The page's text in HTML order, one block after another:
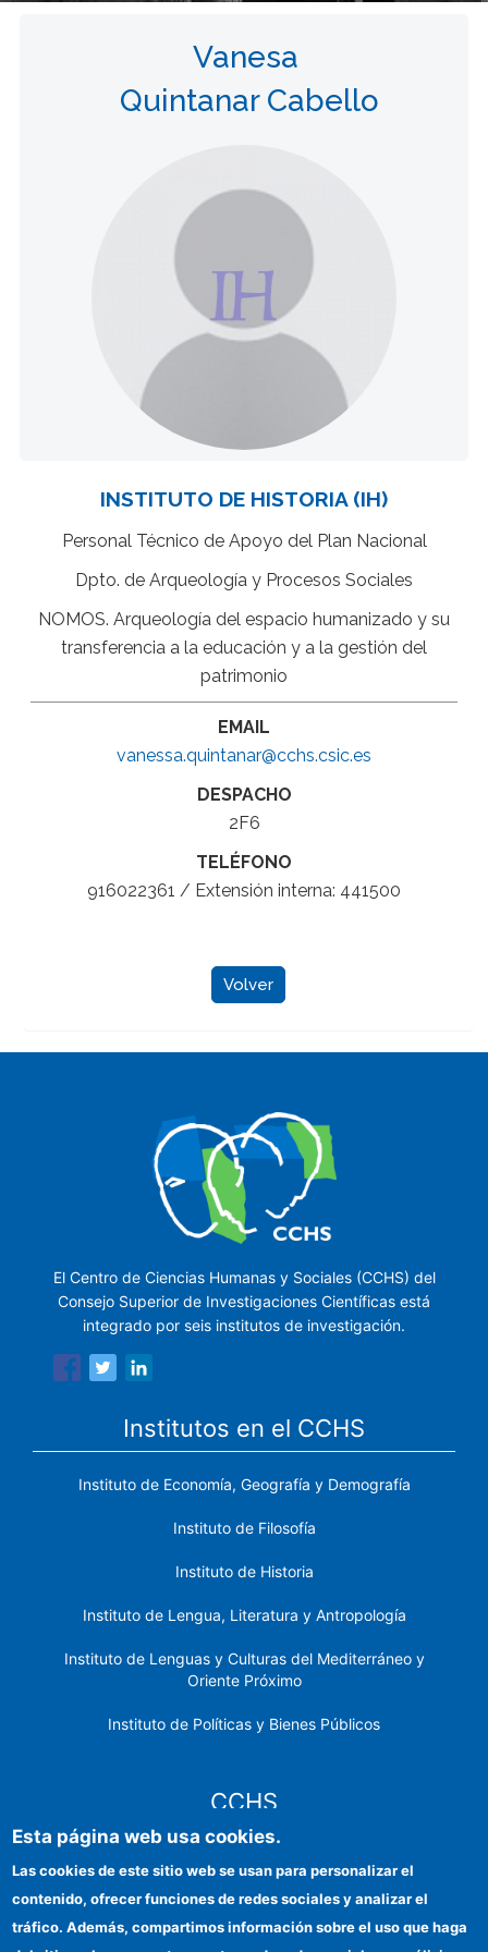
Vanesa
Quintanar Cabello
INSTITUTO DE HISTORIA (IH)
Personal Técnico de Apoyo del Plan Nacional
Dpto. de Arqueología y Procesos Sociales
NOMOS. Arqueología del espacio humanizado y su
transferencia a la educación y a la gestión del
patrimonio
EMAIL
vanessa.quintanar@cchs.csic.es
DESPACHO
2F6
TELÉFONO
916022361 / Extensión interna: 441500
Volver
El Centro de Ciencias Humanas y Sociales (CCHS) del
Consejo Superior de Investigaciones Científicas está
integrado por seis institutos de investigación.
Institutos en el CCHS
Instituto de Economía, Geografía y Demografía
Instituto de Filosofía
Instituto de Historia
Instituto de Lengua, Literatura y Antropología
Instituto de Lenguas y Culturas del Mediterráneo y
Oriente Próximo
Instituto de Políticas y Bienes Públicos
CCHS
Identidad institucional
Esta página web usa cookies.
Las cookies de este sitio web se usan para personalizar el
contenido, ofrecer funciones de redes sociales y analizar el
tráfico. Además, compartimos información sobre el uso que haga